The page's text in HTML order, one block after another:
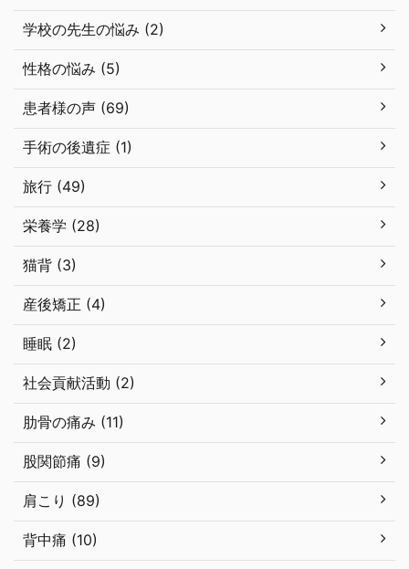
学校の先生の悩み (2)
性格の悩み (5)
患者様の声 (69)
手術の後遺症 (1)
旅行 (49)
栄養学 (28)
猫背 (3)
産後矯正 (4)
睡眠 (2)
社会貢献活動 (2)
肋骨の痛み (11)
股関節痛 (9)
肩こり (89)
背中痛 (10)